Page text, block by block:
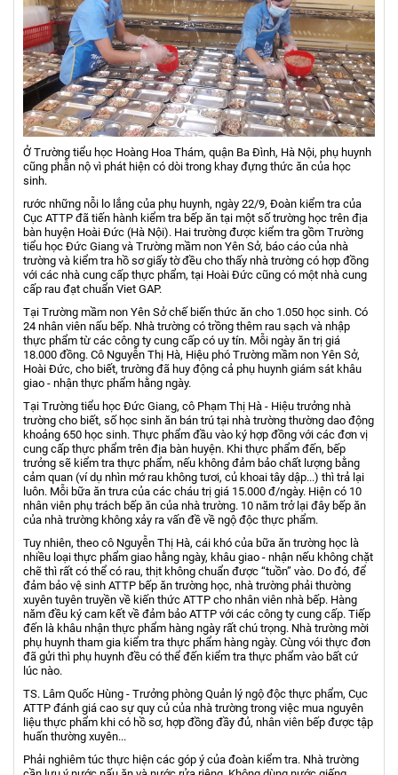
Ở Trường tiểu học Hoàng Hoa Thám, quận Ba Đình, Hà Nội, phụ huynh
cũng phẫn nộ vì phát hiện có dòi trong khay đựng thức ăn của học
sinh.
rước những nỗi lo lắng của phụ huynh, ngày 22/9, Đoàn kiểm tra của
Cục ATTP đã tiến hành kiểm tra bếp ăn tại một số trường học trên địa
bàn huyện Hoài Đức (Hà Nội). Hai trường được kiểm tra gồm Trường
tiểu học Đức Giang và Trường mầm non Yên Sở, báo cáo của nhà
trường và kiểm tra hồ sơ giấy tờ đều cho thấy nhà trường có hợp đồng
với các nhà cung cấp thực phẩm, tại Hoài Đức cũng có một nhà cung
cấp rau đạt chuẩn Viet GAP.
Tại Trường mầm non Yên Sở chế biến thức ăn cho 1.050 học sinh. Có
24 nhân viên nấu bếp. Nhà trường có trồng thêm rau sạch và nhập
thực phẩm từ các công ty cung cấp có uy tín. Mỗi ngày ăn trị giá
18.000 đồng. Cô Nguyễn Thị Hà, Hiệu phó Trường mầm non Yên Sở,
Hoài Đức, cho biết, trường đã huy động cả phụ huynh giám sát khâu
giao - nhận thực phẩm hằng ngày.
Tại Trường tiểu học Đức Giang, cô Phạm Thị Hà - Hiệu trưởng nhà
trường cho biết, số học sinh ăn bán trú tại nhà trường thường dao động
khoảng 650 học sinh. Thực phẩm đầu vào ký hợp đồng với các đơn vị
cung cấp thực phẩm trên địa bàn huyện. Khi thực phẩm đến, bếp
trưởng sẽ kiểm tra thực phẩm, nếu không đảm bảo chất lượng bằng
cảm quan (ví dụ nhìn mớ rau không tươi, củ khoai tây dập...) thì trả lại
luôn. Mỗi bữa ăn trưa của các cháu trị giá 15.000 đ/ngày. Hiện có 10
nhân viên phụ trách bếp ăn của nhà trường. 10 năm trở lại đây bếp ăn
của nhà trường không xảy ra vấn đề về ngộ độc thực phẩm.
Tuy nhiên, theo cô Nguyễn Thị Hà, cái khó của bữa ăn trường học là
nhiều loại thực phẩm giao hằng ngày, khâu giao - nhận nếu không chặt
chẽ thì rất có thể có rau, thịt không chuẩn được “tuồn” vào. Do đó, để
đảm bảo vệ sinh ATTP bếp ăn trường học, nhà trường phải thường
xuyên tuyên truyền về kiến thức ATTP cho nhân viên nhà bếp. Hàng
năm đều ký cam kết về đảm bảo ATTP với các công ty cung cấp. Tiếp
đến là khâu nhận thực phẩm hàng ngày rất chú trọng. Nhà trường mời
phụ huynh tham gia kiểm tra thực phẩm hàng ngày. Cùng vói thực đơn
đã gửi thì phụ huynh đều có thể đến kiểm tra thực phẩm vào bất cứ
lúc nào.
TS. Lâm Quốc Hùng - Trưởng phòng Quản lý ngộ độc thực phẩm, Cục
ATTP đánh giá cao sự quy củ của nhà trường trong việc mua nguyên
liệu thực phẩm khi có hồ sơ, hợp đồng đầy đủ, nhân viên bếp được tập
huấn thường xuyên...
Phải nghiêm túc thực hiện các góp ý của đoàn kiểm tra. Nhà trường